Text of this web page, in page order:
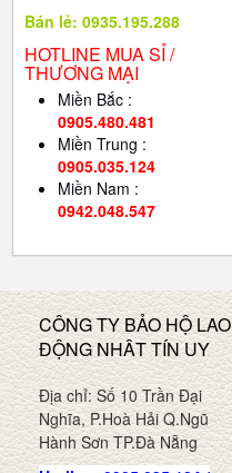
Bán lẻ: 0935.195.288
HOTLINE MUA SỈ /
THƯƠNG MẠI
Miền Bắc :
0905.480.481
Miền Trung :
0905.035.124
Miền Nam :
0942.048.547
CÔNG TY BẢO HỘ LAO
ĐỘNG NHÂT TÍN UY
Địa chỉ: Số 10 Trần Đại
Nghĩa, P.Hoà Hải Q.Ngũ
Hành Sơn TP.Đà Nẵng